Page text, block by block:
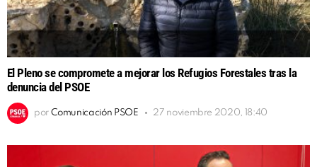
El Pleno se compromete a mejorar los Refugios Forestales tras la
denuncia del PSOE
por Comunicación PSOE 27 noviembre 2020, 18:40